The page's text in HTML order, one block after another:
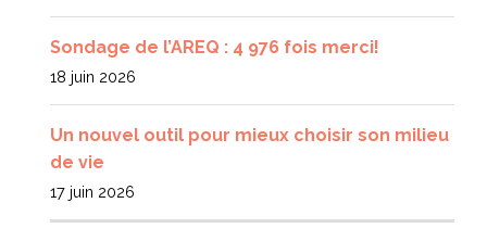
Sondage de l’AREQ : 4 976 fois merci!
18 juin 2026
Un nouvel outil pour mieux choisir son milieu
de vie
17 juin 2026